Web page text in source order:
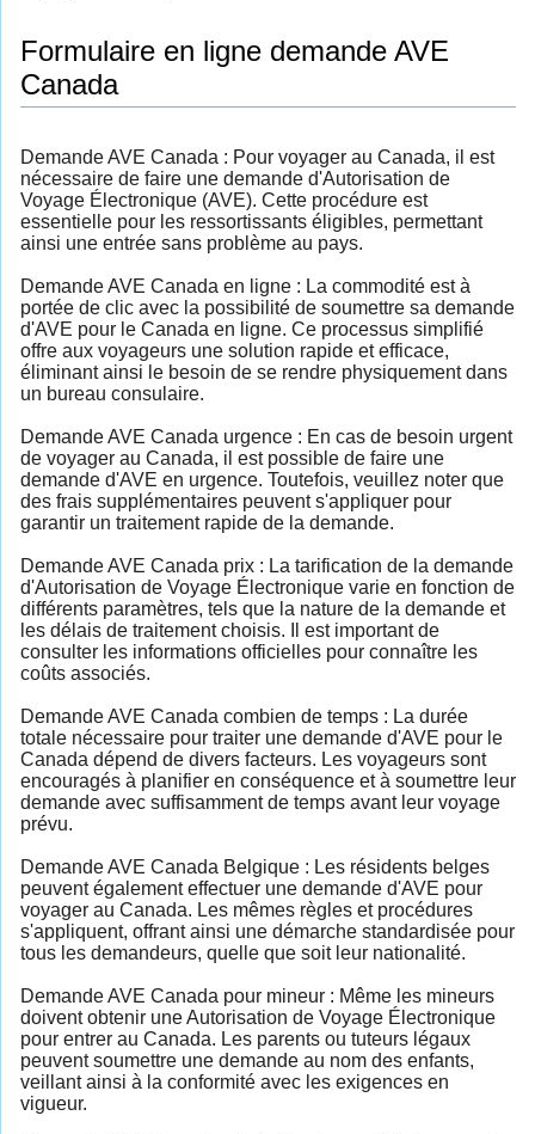
Formulaire en ligne demande AVE
Canada
Demande AVE Canada : Pour voyager au Canada, il est
nécessaire de faire une demande d'Autorisation de
Voyage Électronique (AVE). Cette procédure est
essentielle pour les ressortissants éligibles, permettant
ainsi une entrée sans problème au pays.
Demande AVE Canada en ligne : La commodité est à
portée de clic avec la possibilité de soumettre sa demande
d'AVE pour le Canada en ligne. Ce processus simplifié
offre aux voyageurs une solution rapide et efficace,
éliminant ainsi le besoin de se rendre physiquement dans
un bureau consulaire.
Demande AVE Canada urgence : En cas de besoin urgent
de voyager au Canada, il est possible de faire une
demande d'AVE en urgence. Toutefois, veuillez noter que
des frais supplémentaires peuvent s'appliquer pour
garantir un traitement rapide de la demande.
Demande AVE Canada prix : La tarification de la demande
d'Autorisation de Voyage Électronique varie en fonction de
différents paramètres, tels que la nature de la demande et
les délais de traitement choisis. Il est important de
consulter les informations officielles pour connaître les
coûts associés.
Demande AVE Canada combien de temps : La durée
totale nécessaire pour traiter une demande d'AVE pour le
Canada dépend de divers facteurs. Les voyageurs sont
encouragés à planifier en conséquence et à soumettre leur
demande avec suffisamment de temps avant leur voyage
prévu.
Demande AVE Canada Belgique : Les résidents belges
peuvent également effectuer une demande d'AVE pour
voyager au Canada. Les mêmes règles et procédures
s'appliquent, offrant ainsi une démarche standardisée pour
tous les demandeurs, quelle que soit leur nationalité.
Demande AVE Canada pour mineur : Même les mineurs
doivent obtenir une Autorisation de Voyage Électronique
pour entrer au Canada. Les parents ou tuteurs légaux
peuvent soumettre une demande au nom des enfants,
veillant ainsi à la conformité avec les exigences en
vigueur.